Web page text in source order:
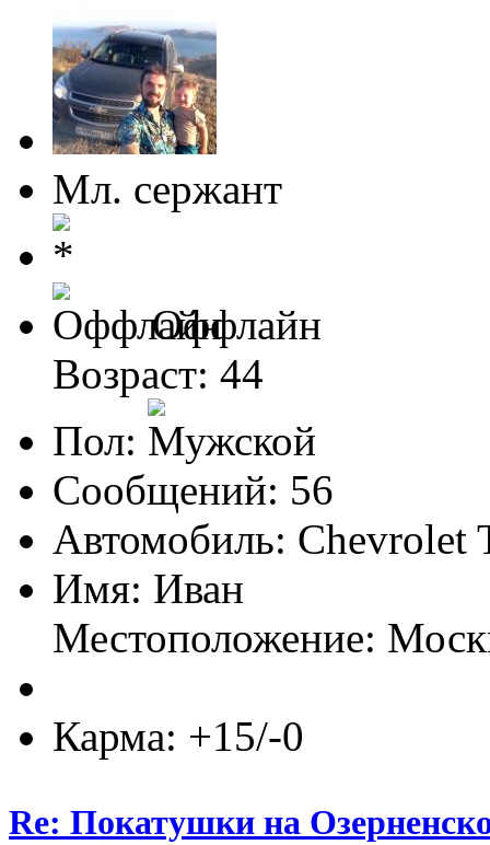
Мл. сержант
Оффлайн
Возраст: 44
Пол:
Сообщений: 56
Автомобиль: Chevrolet
Имя: Иван
Местоположение:
Карма: +15/-0
Re: Покатушки на